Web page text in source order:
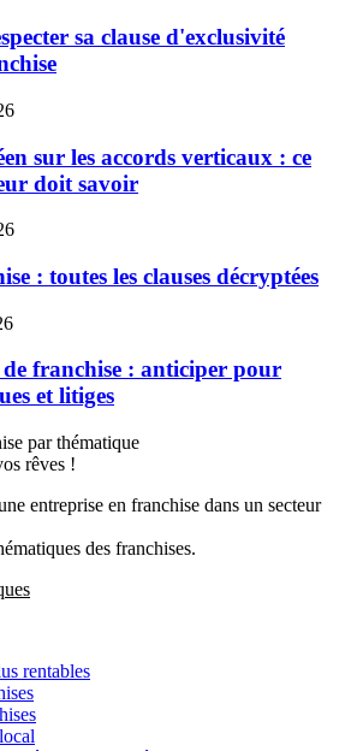
sa clause d'exclusivité
sur les accords verticaux : ce
doit savoir
: toutes les clauses décryptées
franchise : anticiper pour
et litiges
par thématique
rêves !
entreprise en franchise dans un secteur
des franchises.
rentables